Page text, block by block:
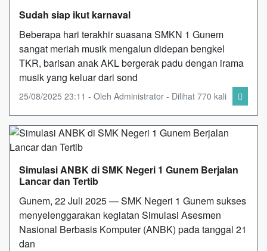
Sudah siap ikut karnaval
Beberapa hari terakhir suasana SMKN 1 Gunem
sangat meriah musik mengalun didepan bengkel
TKR, barisan anak AKL bergerak padu dengan irama
musik yang keluar dari sond
25/08/2025 23:11 - Oleh Administrator - Dilihat 770 kali
Simulasi ANBK di SMK Negeri 1 Gunem Berjalan
Lancar dan Tertib
Gunem, 22 Juli 2025 — SMK Negeri 1 Gunem sukses
menyelenggarakan kegiatan Simulasi Asesmen
Nasional Berbasis Komputer (ANBK) pada tanggal 21
dan